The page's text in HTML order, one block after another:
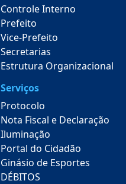
Controle Interno
Prefeito
Vice-Prefeito
Secretarias
Estrutura Organizacional
Serviços
Protocolo
Nota Fiscal e Declaração
Iluminação
Portal do Cidadão
Ginásio de Esportes
DÉBITOS